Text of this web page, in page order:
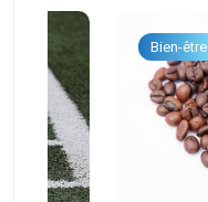
Bien-être